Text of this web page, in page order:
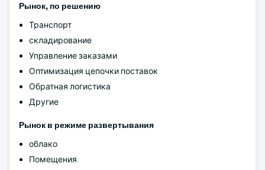
Рынок, по решению
Транспорт
складирование
Управление заказами
Оптимизация цепочки поставок
Обратная логистика
Другие
Рынок в режиме развертывания
облако
Помещения